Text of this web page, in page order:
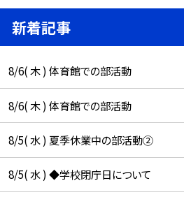
新着記事
8/6( 木 ) 体育館での部活動
8/6( 木 ) 体育館での部活動
8/5( 水 ) 夏季休業中の部活動②
8/5( 水 ) ◆学校閉庁日について